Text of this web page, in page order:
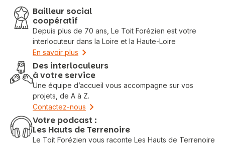
Bailleur social
coopératif
Depuis plus de 70 ans, Le Toit Forézien est votre
interlocuteur dans la Loire et la Haute-Loire
En savoir plus
Des interloculeurs
à votre service
Une équipe d’accueil vous accompagne sur vos
projets, de A à Z.
Contactez-nous
Votre podcast :
Les Hauts de Terrenoire
Le Toit Forézien vous raconte Les Hauts de Terrenoire